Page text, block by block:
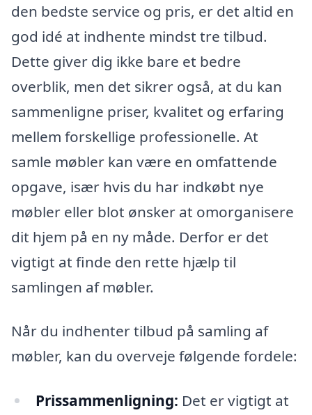
den bedste service og pris, er det altid en
god idé at indhente mindst tre tilbud.
Dette giver dig ikke bare et bedre
overblik, men det sikrer også, at du kan
sammenligne priser, kvalitet og erfaring
mellem forskellige professionelle. At
samle møbler kan være en omfattende
opgave, især hvis du har indkøbt nye
møbler eller blot ønsker at omorganisere
dit hjem på en ny måde. Derfor er det
vigtigt at finde den rette hjælp til
samlingen af møbler.
Når du indhenter tilbud på samling af
møbler, kan du overveje følgende fordele:
Prissammenligning: Det er vigtigt at